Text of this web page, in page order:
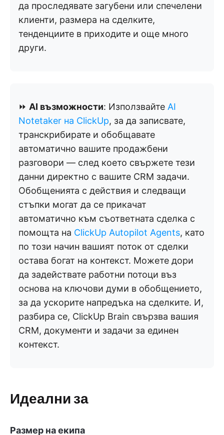
да проследявате загубени или спечелени
клиенти, размера на сделките,
тенденциите в приходите и още много
други.
⏩ AI възможности: Използвайте AI
Notetaker на ClickUp, за да записвате,
транскрибирате и обобщавате
автоматично вашите продажбени
разговори — след което свържете тези
данни директно с вашите CRM задачи.
Обобщенията с действия и следващи
стъпки могат да се прикачат
автоматично към съответната сделка с
помощта на ClickUp Autopilot Agents, като
по този начин вашият поток от сделки
остава богат на контекст. Можете дори
да задействате работни потоци въз
основа на ключови думи в обобщението,
за да ускорите напредъка на сделките. И,
разбира се, ClickUp Brain свързва вашия
CRM, документи и задачи за единен
контекст.
Идеални за
Размер на екипа